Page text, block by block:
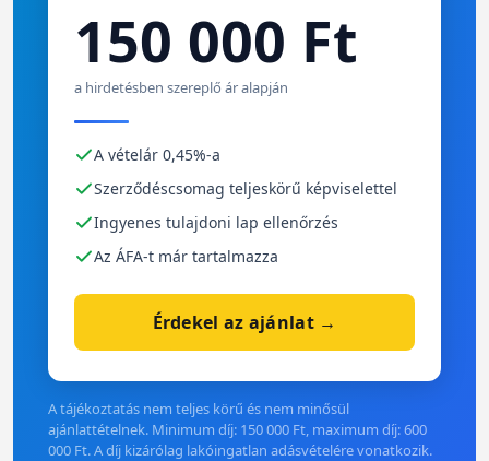
150 000 Ft
a hirdetésben szereplő ár alapján
A vételár 0,45%-a
Szerződéscsomag teljeskörű képviselettel
Ingyenes tulajdoni lap ellenőrzés
Az ÁFA-t már tartalmazza
Érdekel az ajánlat →
A tájékoztatás nem teljes körű és nem minősül
ajánlattételnek. Minimum díj: 150 000 Ft, maximum díj: 600
000 Ft. A díj kizárólag lakóingatlan adásvételére vonatkozik.